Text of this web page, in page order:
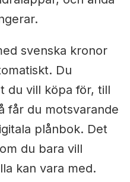
svenska kronor
Du
du vill köpa för, till
får du motsvarande
plånbok. Det
du bara vill
kan vara med.